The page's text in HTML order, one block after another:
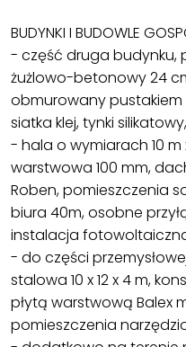
BUDYNKI I BUDOWLE
- część druga budynku,
żużlowo-betonowy 24
obmurowany
siatka klej, tynki silikatowy,
- hala o wymiarach 10 m
warstwowa 100 mm,
Roben, pomieszczenia
biura 40m, osobne
instalacja fotowoltaiczna
- do części
stalowa 10 x 12 x 4 m,
płytą warstwową Balex
pomieszczenia